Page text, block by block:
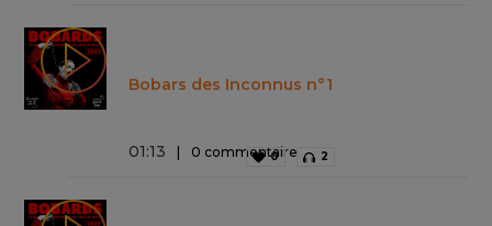
Bobars des Inconnus n°1
01:13 0 commentaire
0 2